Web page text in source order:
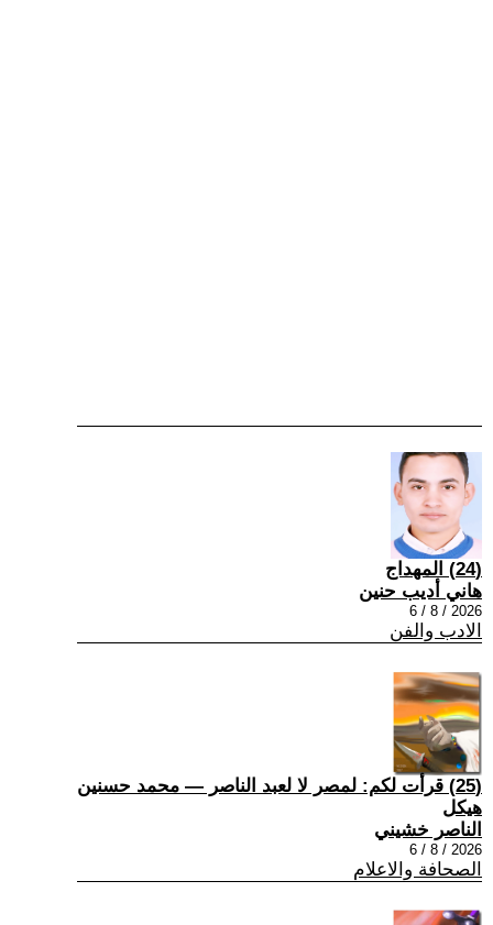
(24) المهداج
هاني أديب حنين
2026 / 8 / 6
الادب والفن
(25) قرأت لكم: لمصر لا لعبد الناصر — محمد حسنين
هيكل
الناصر خشيني
2026 / 8 / 6
الصحافة والاعلام